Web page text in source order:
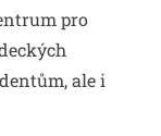
pro
ale i